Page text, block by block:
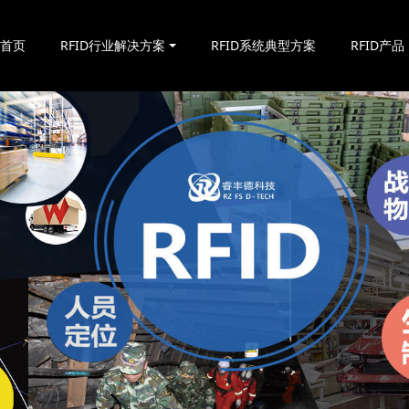
页 RFID行业解决方案 RFID系统典型方案 RFID产品